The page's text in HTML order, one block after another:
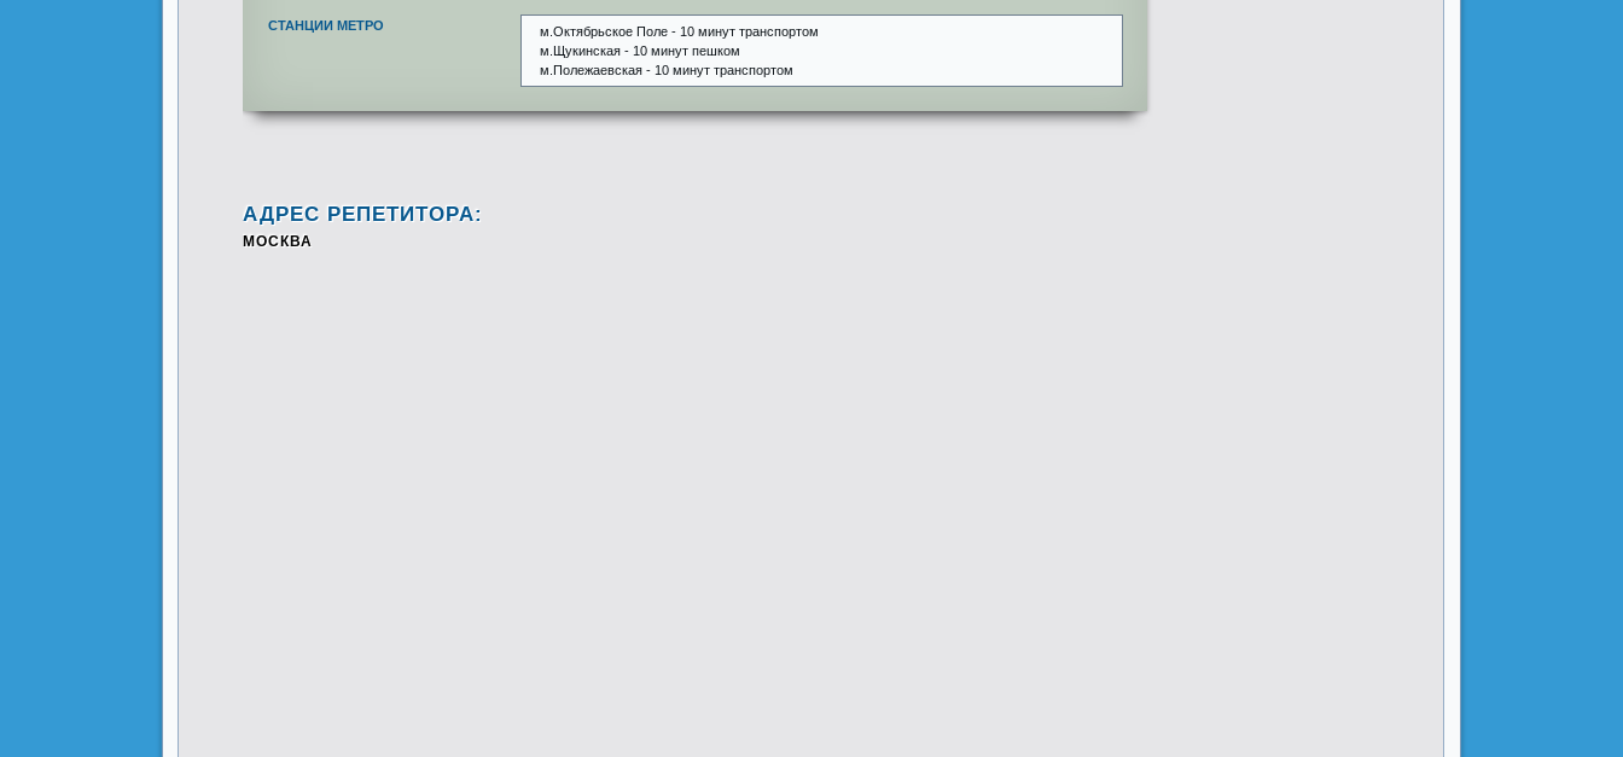
СТАНЦИИ МЕТРО
м.Октябрьское Поле - 10 минут транспортом
м.Щукинская - 10 минут пешком
м.Полежаевская - 10 минут транспортом
АДРЕС РЕПЕТИТОРА:
МОСКВА